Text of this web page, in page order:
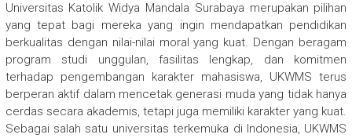
Universitas Katolik Widya Mandala Surabaya merupakan pilihan
yang tepat bagi mereka yang ingin mendapatkan pendidikan
berkualitas dengan nilai-nilai moral yang kuat. Dengan beragam
program studi unggulan, fasilitas lengkap, dan komitmen
terhadap pengembangan karakter mahasiswa, UKWMS terus
berperan aktif dalam mencetak generasi muda yang tidak hanya
cerdas secara akademis, tetapi juga memiliki karakter yang kuat.
Sebagai salah satu universitas terkemuka di Indonesia, UKWMS